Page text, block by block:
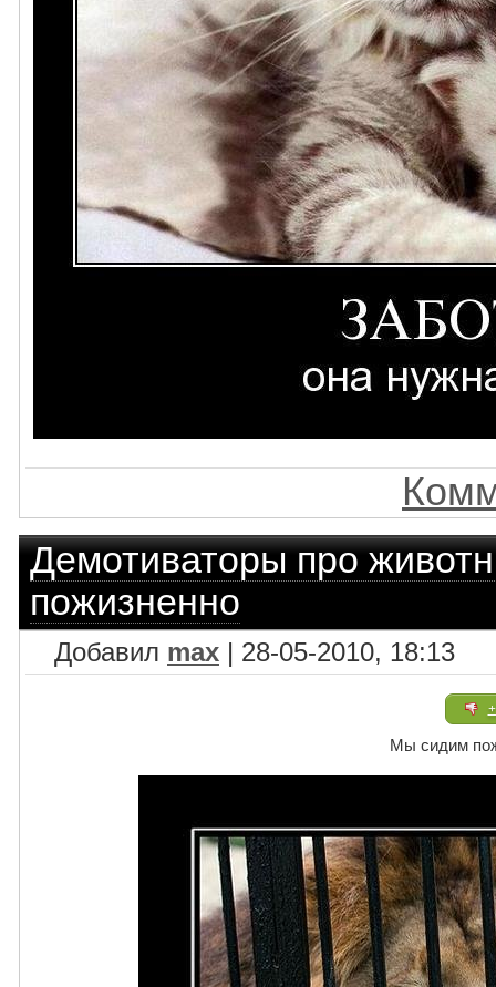
Демотиваторы про
пожизненно
Добавил max | 28-05-2010, 18:13
Мы сидим